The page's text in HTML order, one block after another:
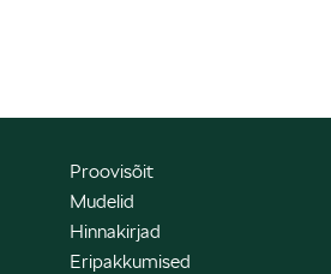
Proovisõit
Mudelid
Hinnakirjad
Eripakkumised